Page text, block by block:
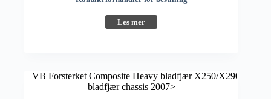
Les mer